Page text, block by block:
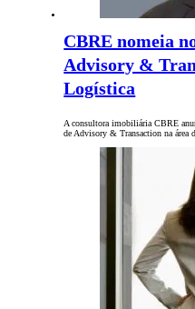
CBRE nomeia
Advisory &
Logística
A consultora imobiliária CBRE
de Advisory & Transaction na área